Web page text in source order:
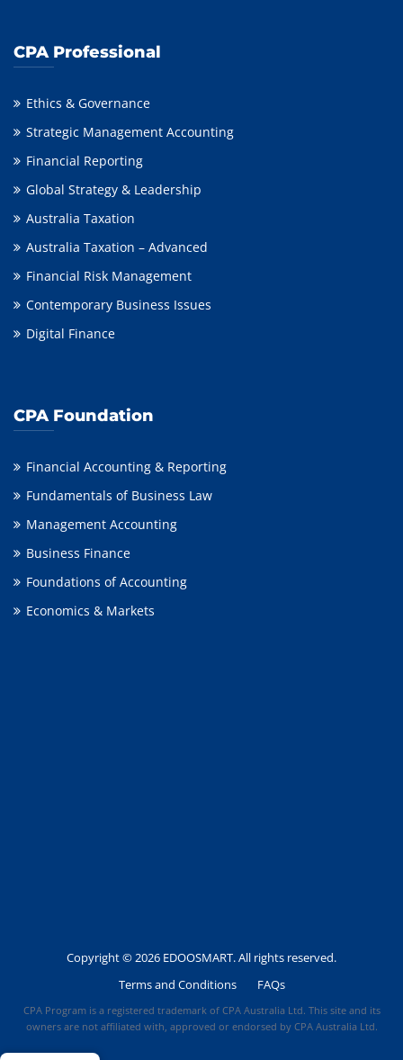
CPA Professional
Ethics & Governance
Strategic Management Accounting
Financial Reporting
Global Strategy & Leadership
Australia Taxation
Australia Taxation – Advanced
Financial Risk Management
Contemporary Business Issues
Digital Finance
CPA Foundation
Financial Accounting & Reporting
Fundamentals of Business Law
Management Accounting
Business Finance
Foundations of Accounting
Economics & Markets
Copyright © 2026 EDOOSMART. All rights reserved.
Terms and Conditions
FAQs